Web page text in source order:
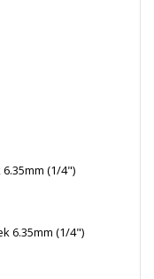
(1/4")
6.35mm (1/4")